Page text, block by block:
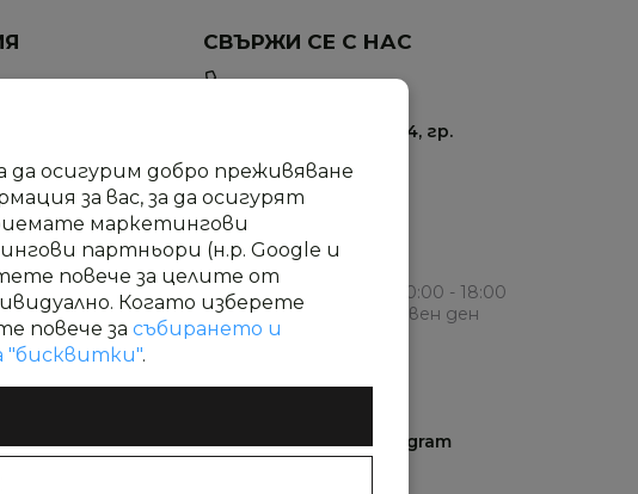
Въпроси
СВЪРЖИ СЕ С НАС
ул. Промишлена 24, гр.
info@modica.bg
Работно време
Понеделник - петък: 10:00 - 18:00
Събота и неделя: почивен ден
Facebook Instagram
осигурим добро преживяване
за вас, за да осигурят
маркетингови
партньори (н.р. Google и
повече за целите от
Когато изберете
повече за събирането и
"бисквитки".